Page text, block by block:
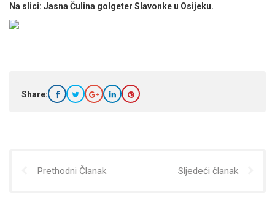
Na slici: Jasna Čulina golgeter Slavonke u Osijeku.
Share:
Prethodni Članak Sljedeći članak